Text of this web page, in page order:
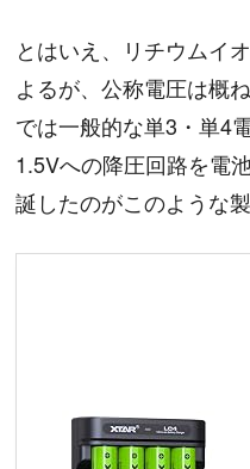
とはいえ、リチウムイ
よるが、公称電圧は概
では一般的な単3・単4
1.5Vへの降圧回路を電
誕したのがこのような製